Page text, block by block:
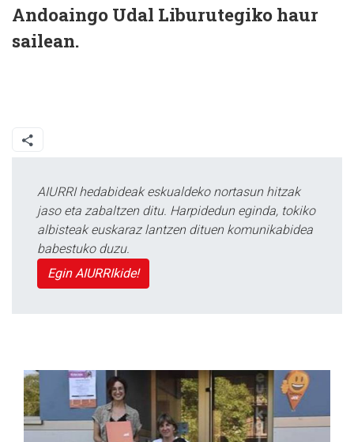
Andoaingo Udal Liburutegiko haur
sailean.
AIURRI hedabideak eskualdeko nortasun hitzak
jaso eta zabaltzen ditu. Harpidedun eginda, tokiko
albisteak euskaraz lantzen dituen komunikabidea
babestuko duzu.
Egin AIURRIkide!